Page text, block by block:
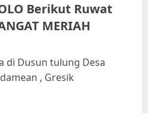
Berikut Ruwat
MERIAH
di Dusun tulung Desa
, Gresik